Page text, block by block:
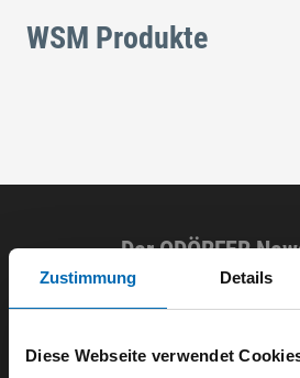
Zustimmung Details
Diese Webseite verwendet
WSM Produkte
Der ODÖRFER
E-Mail eingeben